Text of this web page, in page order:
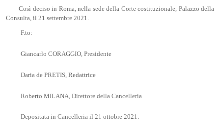
Così deciso in Roma, nella sede della Corte costituzionale, Palazzo della
Consulta, il 21 settembre 2021.
F.to:
Giancarlo CORAGGIO, Presidente
Daria de PRETIS, Redattrice
Roberto MILANA, Direttore della Cancelleria
Depositata in Cancelleria il 21 ottobre 2021.